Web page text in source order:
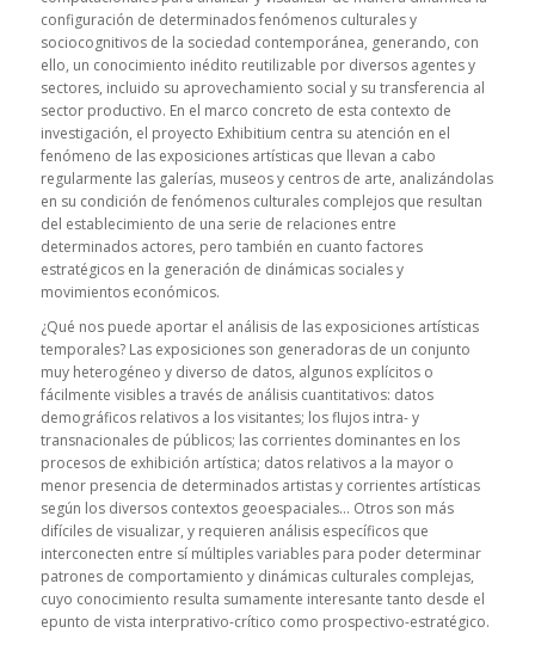
configuración de determinados fenómenos culturales y
sociocognitivos de la sociedad contemporánea, generando, con
ello, un conocimiento inédito reutilizable por diversos agentes y
sectores, incluido su aprovechamiento social y su transferencia al
sector productivo. En el marco concreto de esta contexto de
investigación, el proyecto Exhibitium centra su atención en el
fenómeno de las exposiciones artísticas que llevan a cabo
regularmente las galerías, museos y centros de arte, analizándolas
en su condición de fenómenos culturales complejos que resultan
del establecimiento de una serie de relaciones entre
determinados actores, pero también en cuanto factores
estratégicos en la generación de dinámicas sociales y
movimientos económicos.
¿Qué nos puede aportar el análisis de las exposiciones artísticas
temporales? Las exposiciones son generadoras de un conjunto
muy heterogéneo y diverso de datos, algunos explícitos o
fácilmente visibles a través de análisis cuantitativos: datos
demográficos relativos a los visitantes; los flujos intra- y
transnacionales de públicos; las corrientes dominantes en los
procesos de exhibición artística; datos relativos a la mayor o
menor presencia de determinados artistas y corrientes artísticas
según los diversos contextos geoespaciales… Otros son más
difíciles de visualizar, y requieren análisis específicos que
interconecten entre sí múltiples variables para poder determinar
patrones de comportamiento y dinámicas culturales complejas,
cuyo conocimiento resulta sumamente interesante tanto desde el
epunto de vista interprativo-crítico como prospectivo-estratégico.